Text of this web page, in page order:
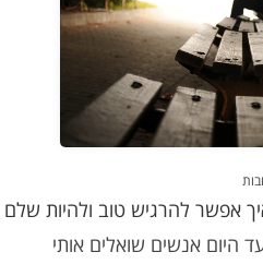
אפשר להרגיש טוב ולהיות שלם
היום אנשים שואלים אותי